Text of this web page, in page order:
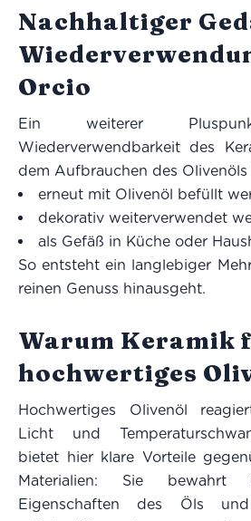
Nachhaltiger
Orcio
Ein weiterer
Wiederverwendbarkeit des
dem Aufbrauchen des
erneut mit Olivenöl befüllt
dekorativ weiterverwendet
als Gefäß in Küche oder
So entsteht ein langlebiger
reinen Genuss hinausgeht.
Warum Keramik
hochwertiges
Hochwertiges Olivenöl
Licht und
bietet hier klare Vorteile
Materialien: Sie bewahrt
Eigenschaften des Öls